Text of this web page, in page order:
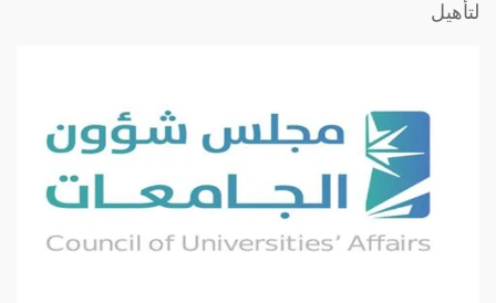
لتأهيل